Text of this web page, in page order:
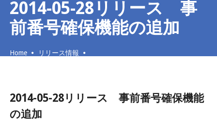
よくある質問
お問い合わせ
2014-05-28リリース 事
前番号確保機能の追加
Home
リリース情報
2014-05-28リリース 事前番号確保機能
の追加